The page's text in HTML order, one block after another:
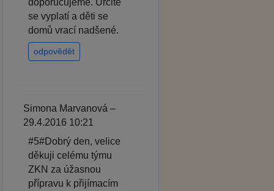
se vyplatí a děti se
domů vrací nadšené.
odpovědět
Simona Marvanová –
29.4.2016 10:21
#5#Dobrý den, velice
děkuji celému týmu
ZKN za úžasnou
přípravu k přijímacím